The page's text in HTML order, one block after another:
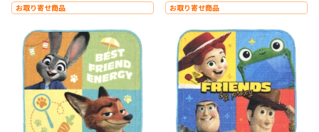
お取り寄せ商品 お取り寄せ商品